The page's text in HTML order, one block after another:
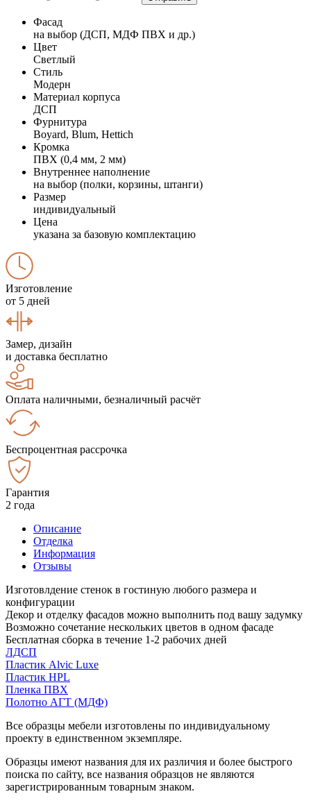
Фасад
на выбор (ДСП, МДФ ПВХ и др.)
Цвет
Светлый
Стиль
Модерн
Материал корпуса
ДСП
Фурнитура
Boyard, Blum, Hettich
Кромка
ПВХ (0,4 мм, 2 мм)
Внутреннее наполнение
на выбор (полки, корзины, штанги)
Размер
индивидуальный
Цена
указана за базовую комплектацию
Изготовление
от 5 дней
Замер, дизайн
и доставка бесплатно
Оплата наличными, безналичный расчёт
Беспроцентная рассрочка
Гарантия
2 года
Описание
Отделка
Информация
Отзывы
Изготовлдение стенок в гостиную любого размера и
конфигурации
Декор и отделку фасадов можно выполнить под вашу задумку
Возможно сочетание нескольких цветов в одном фасаде
Бесплатная сборка в течение 1-2 рабочих дней
ЛДСП
Пластик Alvic Luxe
Пластик HPL
Пленка ПВХ
Полотно АГТ (МДФ)
Все образцы мебели изготовлены по индивидуальному
проекту в единственном экземпляре.
Образцы имеют названия для их различия и более быстрого
поиска по сайту, все названия образцов не являются
зарегистрированным товарным знаком.